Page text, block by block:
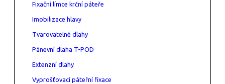
Fixační límce krční páteře
Imobilizace hlavy
Tvarovatelné dlahy
Pánevní dlaha T-POD
Extenzní dlahy
Vyprošťovací páteřní fixace